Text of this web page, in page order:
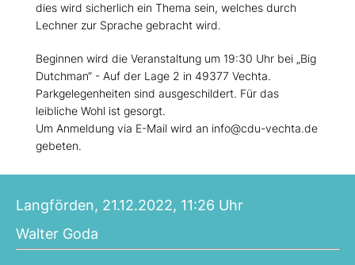
dies wird sicherlich ein Thema sein, welches durch
Lechner zur Sprache gebracht wird.
Beginnen wird die Veranstaltung um 19:30 Uhr bei „Big
Dutchman“ - Auf der Lage 2 in 49377 Vechta.
Parkgelegenheiten sind ausgeschildert. Für das
leibliche Wohl ist gesorgt.
Um Anmeldung via E-Mail wird an info@cdu-vechta.de
gebeten.
Langförden, 21.12.2022, 11:26 Uhr
Walter Goda